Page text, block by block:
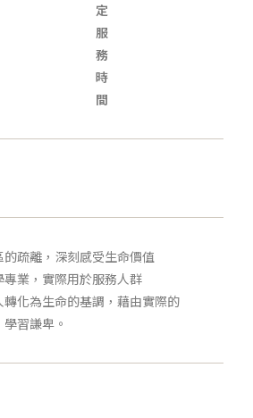
定
服
務
時
間
的疏離，深刻感受生命價值
專業，實際用於服務人群
轉化為生命的基調，藉由實際的
習謙卑。